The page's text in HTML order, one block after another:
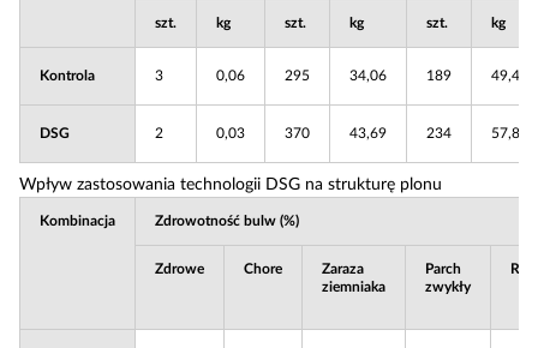
szt. kg szt. kg szt. kg
Kontrola 3 0,06 295 34,06 189 49,44
DSG 2 0,03 370 43,69 234 57,85
Wpływ zastosowania technologii DSG na strukturę plonu
Kombinacja Zdrowotność bulw (%)
Zdrowe Chore
Zaraza
ziemniaka
Parch
zwykły